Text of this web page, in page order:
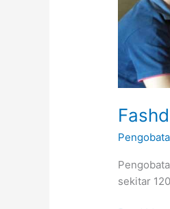
sekitar